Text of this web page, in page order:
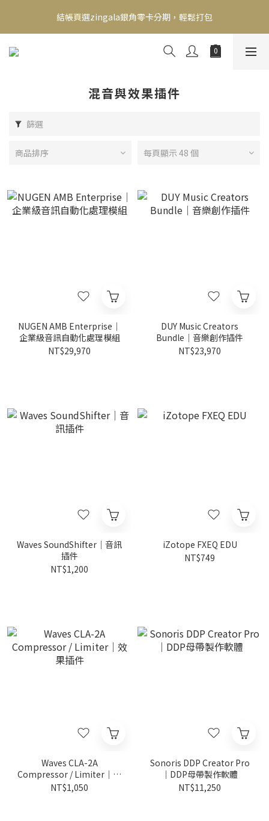
新會員送500！滿額最高回饋2000，刷卡最高12期零利率，馬上了
解👉
結帳頁選zingala銀角零卡分期，輕鬆打包
新會員送500！滿額最高回饋2000，刷卡最高12期零利率，馬上了
混音與效果插件
篩選
商品排序 每頁顯示 48 個
NUGEN AMB Enterprise｜
企業級音訊自動化處理模組
NT$29,970
DUY Music Creators
Bundle｜音樂創作插件
NT$23,970
Waves SoundShifter｜音訊
插件
NT$1,200
iZotope FXEQ EDU
NT$749
Waves CLA-2A
Compressor / Limiter｜效
果插件
NT$1,050
Sonoris DDP Creator Pro
｜DDP母帶製作軟體
NT$11,250